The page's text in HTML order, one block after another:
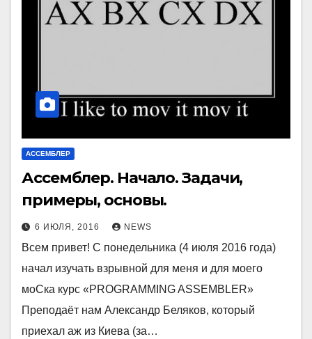
АССЕМБЛЕР
Ассемблер. Начало. Задачи,
примеры, основы.
6 ИЮЛЯ, 2016 NEWS
Всем привет! С понедельника (4 июля 2016 года)
начал изучать взрывной для меня и для моего
моСка курс «PROGRAMMING ASSEMBLER»
Преподаёт нам Александр Беляков, который
приехал аж из Киева (за…